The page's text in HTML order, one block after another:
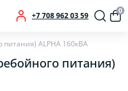
+7 708 962 03 59
0
ALPHA 160кВА
питания)